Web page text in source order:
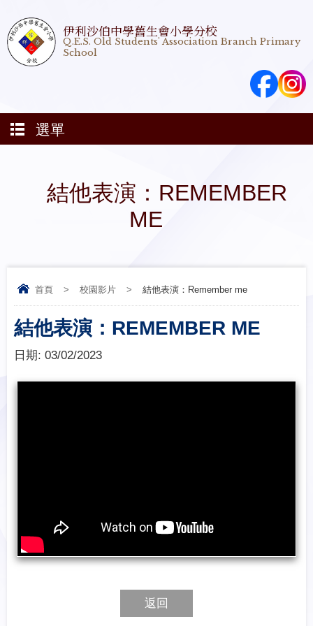
伊利沙伯中學舊生會小學分校
Q.E.S. Old Students' Association Branch Primary
School
選單
結他表演：REMEMBER
ME
首頁 > 校園影片 > 結他表演：Remember me
結他表演：REMEMBER ME
日期: 03/02/2023
返回